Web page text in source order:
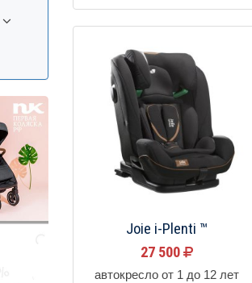
Joie i-Plenti ™
27 500
автокресло от 1 до 12 лет